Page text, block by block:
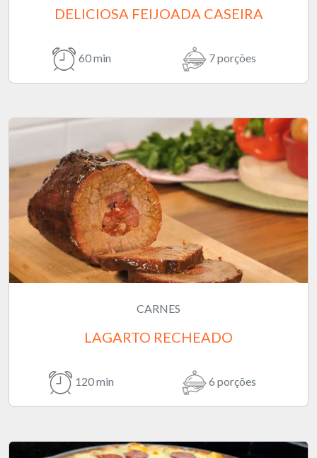
DELICIOSA FEIJOADA CASEIRA
60 min 7 porções
CARNES
LAGARTO RECHEADO
120 min 6 porções